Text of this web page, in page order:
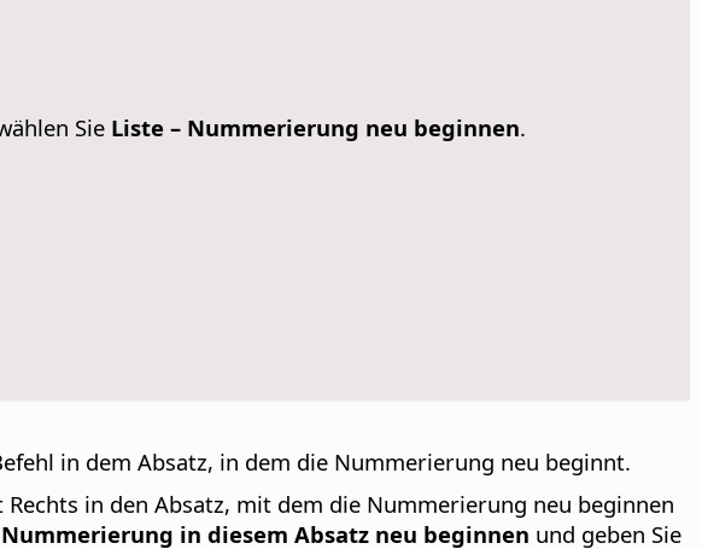
Sie Liste – Nummerierung neu beginnen.
in dem Absatz, in dem die Nummerierung neu beginnt.
in den Absatz, mit dem die Nummerierung neu beginnen
Nummerierung in diesem Absatz neu beginnen und geben Sie